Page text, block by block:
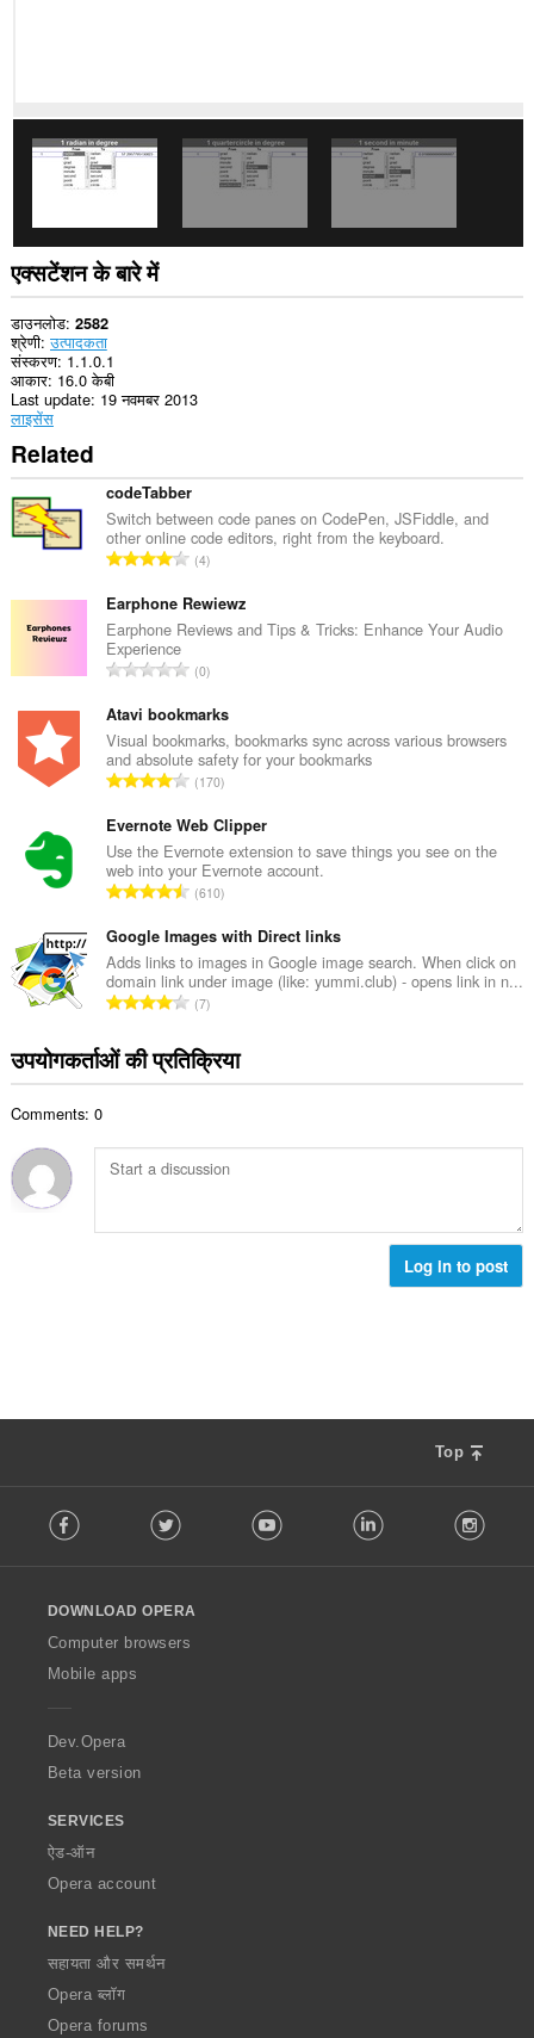
पहुँच
This
extension
can
store
an
unlimited
amount
of
client-
side
data.
एक्सटेंशन के बारे में
डाउनलोड 2582
श्रेणी उत्पादकता
संस्करण 1.1.0.1
आकार 16.0 केबी
Last update 19 नवमबर 2013
लाइसेंस
Related
codeTabber
Switch between code panes on CodePen, JSFiddle, and
other online code editors, right from the keyboard.
रे
ग
की
ल
ख्या
:
4
Earphone Rewiewz
Earphone Reviews and Tips & Tricks: Enhance Your Audio
Experience
रे
ग
की
कु
ल
ख्या
:
0
Atavi bookmarks
Visual bookmarks, bookmarks sync across various browsers
and absolute safety for your bookmarks
रे
ग
की
कु
ल
ख्या
:
170
Evernote Web Clipper
Use the Evernote extension to save things you see on the
web into your Evernote account.
रे
ग
की
कु
ल
ख्या
:
610
Google Images with Direct links
Adds links to images in Google image search. When click on
domain link under image (like: yummi.club) - opens link in n...
रे
ग
की
सं
ख्या
7
उपयोगकर्ताओं की प्रतिक्रिया
Comments: 0
Log in to post
Top
o
w
O
p
a
Facebook Twitter Youtube LinkedIn
DOWNLOAD OPERA
Computer browsers
Mobile apps
Dev.Opera
Beta version
SERVICES
ऐड-ऑन
Opera account
NEED HELP?
सहायता और समर्थन
Opera ब्लॉग
Opera forums